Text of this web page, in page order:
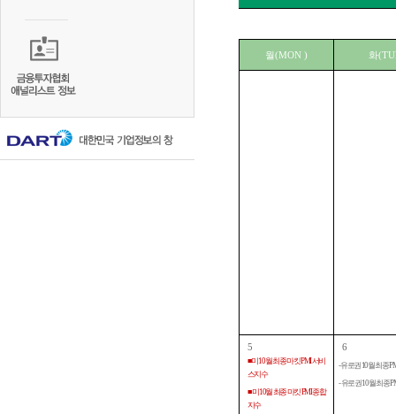
월(MON ) 화
5
■ 미 10월 최종 마킷 PMI 서비
스지수
■ 미 10월 최종 마킷 PMI 종합
지수
6
- 유로권 10월 최종
- 유로권 10월 최종